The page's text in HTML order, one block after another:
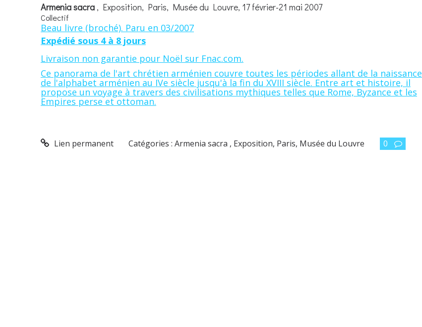
Armenia sacra , Exposition, Paris, Musée du Louvre, 17 février-21 mai 2007
Collectif
Beau livre (broché). Paru en 03/2007
Expédié sous 4 à 8 jours
Livraison non garantie pour Noël sur Fnac.com.
Ce panorama de l'art chrétien arménien couvre toutes les périodes allant de la naissance
de l'alphabet arménien au IVe siècle jusqu'à la fin du XVIII siècle. Entre art et histoire, il
propose un voyage à travers des civilisations mythiques telles que Rome, Byzance et les
Empires perse et ottoman.
Lien permanent Catégories :Armenia sacra , Exposition, Paris, Musée du Louvre 0